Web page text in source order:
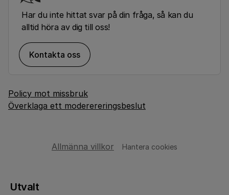
Har du inte hittat svar på din fråga, så kan du
alltid höra av dig till oss!
Kontakta oss
Policy mot missbruk
Överklaga ett moderereringsbeslut
Allmänna villkor Hantera cookies
Utvalt